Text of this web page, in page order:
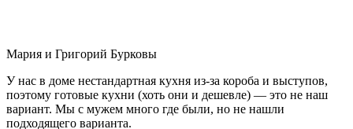
Мария и Григорий Бурковы
У нас в доме нестандартная кухня из-за короба и выступов,
поэтому готовые кухни (хоть они и дешевле) — это не наш
вариант. Мы с мужем много где были, но не нашли
подходящего варианта.